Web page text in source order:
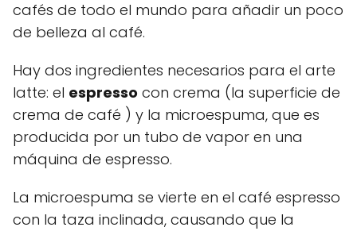
cafés de todo el mundo para añadir un poco
de belleza al café.
Hay dos ingredientes necesarios para el arte
latte: el espresso con crema (la superficie de
crema de café ) y la microespuma, que es
producida por un tubo de vapor en una
máquina de espresso.
La microespuma se vierte en el café espresso
con la taza inclinada, causando que la